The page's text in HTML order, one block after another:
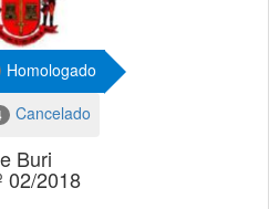
Homologado
Cancelado
Buri
02/2018